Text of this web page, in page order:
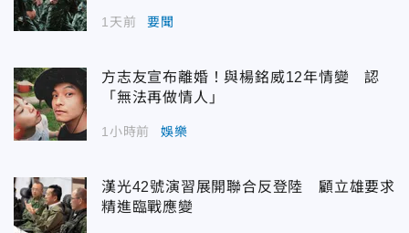
1天前 要聞
方志友宣布離婚！與楊銘威12年情變 認
「無法再做情人」
1小時前 娛樂
漢光42號演習展開聯合反登陸 顧立雄要求
精進臨戰應變